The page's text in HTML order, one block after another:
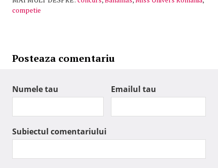
competie
Posteaza comentariu
Numele tau Emailul tau
Subiectul comentariului